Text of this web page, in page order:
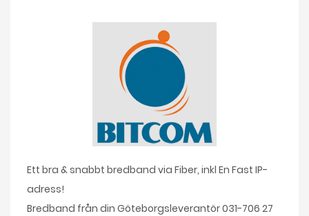
Ett bra & snabbt bredband via Fiber, inkl En Fast IP-
adress!
Bredband från din Göteborgsleverantör 031-706 27